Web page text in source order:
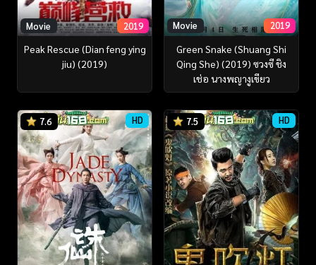
Movie 2019
Peak Rescue (Dian feng ying
jiu) (2019)
Movie 2019
Green Snake (Shuang Shi
Qing She) (2019) ซวงซี ชิง
เช่อ นางพญางูเขียว
7.6 HD 7.5 HD